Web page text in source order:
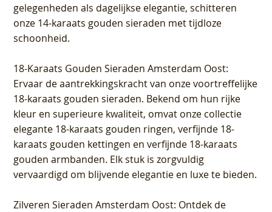
gelegenheden als dagelijkse elegantie, schitteren
onze 14-karaats gouden sieraden met tijdloze
schoonheid.
18-Karaats Gouden Sieraden Amsterdam Oost:
Ervaar de aantrekkingskracht van onze voortreffelijke
18-karaats gouden sieraden. Bekend om hun rijke
kleur en superieure kwaliteit, omvat onze collectie
elegante 18-karaats gouden ringen, verfijnde 18-
karaats gouden kettingen en verfijnde 18-karaats
gouden armbanden. Elk stuk is zorgvuldig
vervaardigd om blijvende elegantie en luxe te bieden.
Zilveren Sieraden Amsterdam Oost: Ontdek de